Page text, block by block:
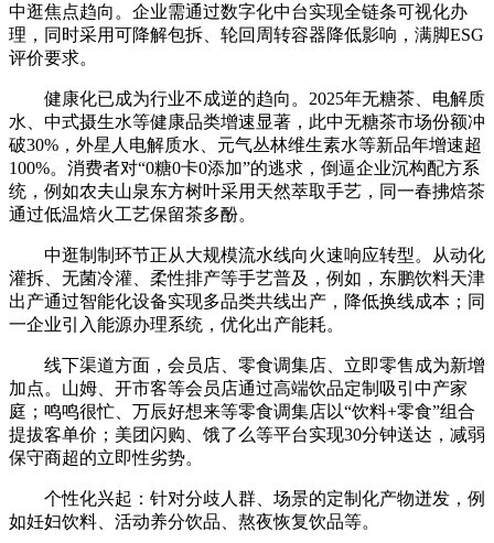
中逛焦点趋向。企业需通过数字化中台实现全链条可视化办
理，同时采用可降解包拆、轮回周转容器降低影响，满脚ESG
评价要求。
健康化已成为行业不成逆的趋向。2025年无糖茶、电解质
水、中式摄生水等健康品类增速显著，此中无糖茶市场份额冲
破30%，外星人电解质水、元气丛林维生素水等新品年增速超
100%。消费者对“0糖0卡0添加”的逃求，倒逼企业沉构配方系
统，例如农夫山泉东方树叶采用天然萃取手艺，同一春拂焙茶
通过低温焙火工艺保留茶多酚。
中逛制制环节正从大规模流水线向火速响应转型。从动化
灌拆、无菌冷灌、柔性排产等手艺普及，例如，东鹏饮料天津
出产通过智能化设备实现多品类共线出产，降低换线成本；同
一企业引入能源办理系统，优化出产能耗。
线下渠道方面，会员店、零食调集店、立即零售成为新增
加点。山姆、开市客等会员店通过高端饮品定制吸引中产家
庭；鸣鸣很忙、万辰好想来等零食调集店以“饮料+零食”组合
提拔客单价；美团闪购、饿了么等平台实现30分钟送达，减弱
保守商超的立即性劣势。
个性化兴起：针对分歧人群、场景的定制化产物迸发，例
如妊妇饮料、活动养分饮品、熬夜恢复饮品等。